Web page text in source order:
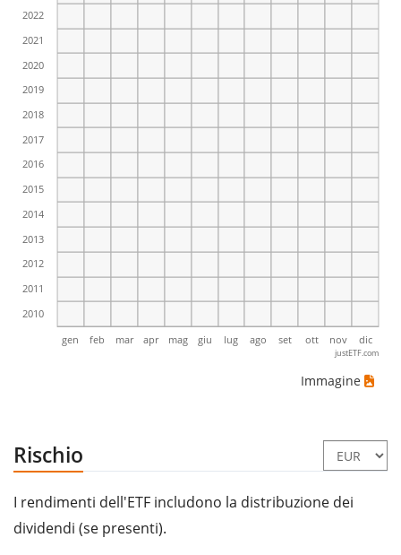
gen feb mar apr mag giu lug ago set ott nov dic
2010
2011
2012
2013
2014
2015
2016
2017
2018
2019
2020
2021
2022
justETF.com
Immagine
Rischio
I rendimenti dell'ETF includono la distribuzione dei
dividendi (se presenti).